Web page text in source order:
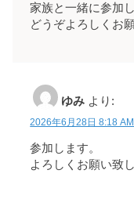
家族と一緒に参加し
どうぞよろしくお
ゆみ より:
2026年6月28日 8:18 AM
参加します。
よろしくお願い致し